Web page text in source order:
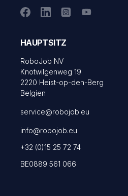
HAUPTSITZ
RoboJob NV
Knotwilgenweg 19
2220 Heist-op-den-Berg
Belgien
service@robojob.eu
info@robojob.eu
+32 (0)15 25 72 74
BE0889 561 066